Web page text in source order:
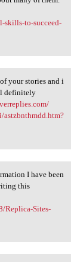
skills-to-succeed-
a
your stories and i
definitely
I have been
this
Replica-Sites-